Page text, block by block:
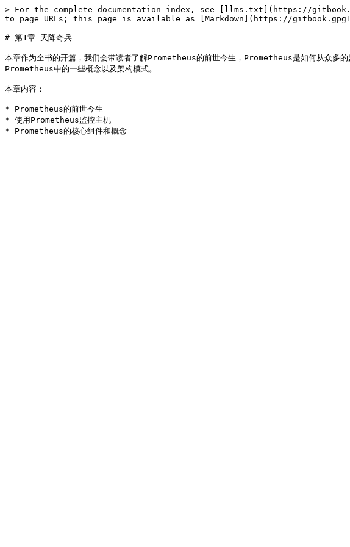
> For the complete documentation index, see [llms.txt](https://
to page URLs; this page is available as [Markdown](https://
# 第1章 天降奇兵
本章作为全书的开篇，我们会带读者了解Prometheus的前世今生，Prometheus是如何从众多
Prometheus中的一些概念以及架构模式。
本章内容：
* Prometheus的前世今生
* 使用Prometheus监控主机